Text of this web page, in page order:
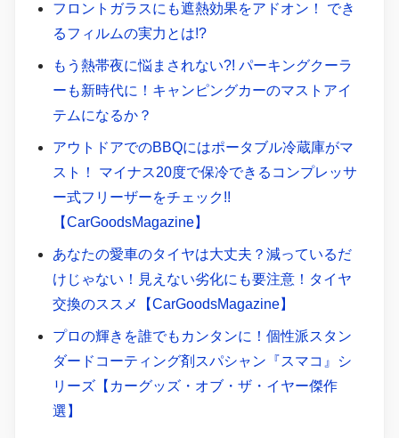
フロントガラスにも遮熱効果をアドオン！ でき
るフィルムの実力とは!?
もう熱帯夜に悩まされない?! パーキングクーラ
ーも新時代に！キャンピングカーのマストアイ
テムになるか？
アウトドアでのBBQにはポータブル冷蔵庫がマ
スト！ マイナス20度で保冷できるコンプレッサ
ー式フリーザーをチェック!!
【CarGoodsMagazine】
あなたの愛車のタイヤは大丈夫？減っているだ
けじゃない！見えない劣化にも要注意！タイヤ
交換のススメ【CarGoodsMagazine】
プロの輝きを誰でもカンタンに！個性派スタン
ダードコーティング剤スパシャン『スマコ』シ
リーズ【カーグッズ・オブ・ザ・イヤー傑作
選】